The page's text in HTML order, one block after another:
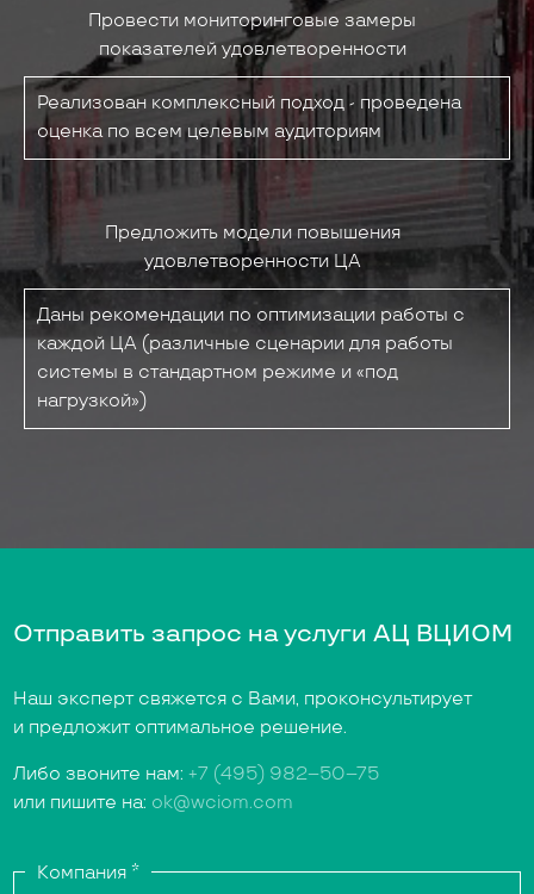
Провести мониторинговые замеры
показателей удовлетворенности
Реализован комплексный подход - проведена
оценка по всем целевым аудиториям
Предложить модели повышения
удовлетворенности ЦА
Даны рекомендации по оптимизации работы с
каждой ЦА (различные сценарии для работы
системы в стандартном режиме и «под
нагрузкой»)
Отправить запрос на услуги АЦ ВЦИОМ
Наш эксперт свяжется с Вами, проконсультирует
и предложит оптимальное решение.
Либо звоните нам:+7 (495) 982–50–75
или пишите на: ok@wciom.com
Компания*